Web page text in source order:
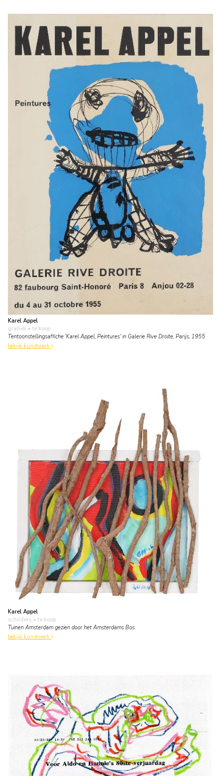
Karel Appel
grafiek • te koop
Tentoonstellingsaffiche 'Karel Appel, Peintures' in Galerie Rive Droite, Parijs, 1955
bekijk kunstwerk
Karel Appel
schilderij • te koop
Tuinen Amsterdam gezien door het Amsterdams Bos
bekijk kunstwerk